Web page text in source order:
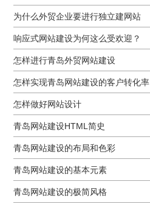
为什么外贸企业要进行独立建网站
响应式网站建设为何这么受欢迎？
怎样进行青岛外贸网站建设
怎样实现青岛网站建设的客户转化率
怎样做好网站设计
青岛网站建设HTML简史
青岛网站建设的布局和色彩
青岛网站建设的基本元素
青岛网站建设的极简风格